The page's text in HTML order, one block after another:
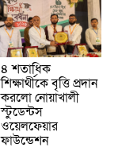
৪ শতাধিক
শিক্ষার্থীকে বৃত্তি প্রদান
করলো নোয়াখালী
স্টুডেন্টস
ওয়েলফেয়ার
ফাউন্ডেশন